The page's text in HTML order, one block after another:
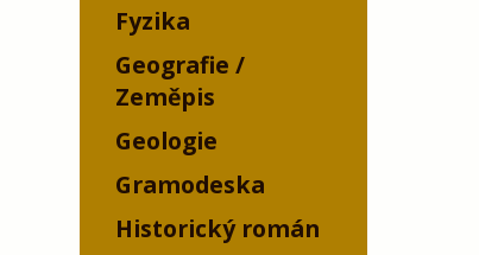
Fyzika
Geografie /
Zeměpis
Geologie
Gramodeska
Historický román